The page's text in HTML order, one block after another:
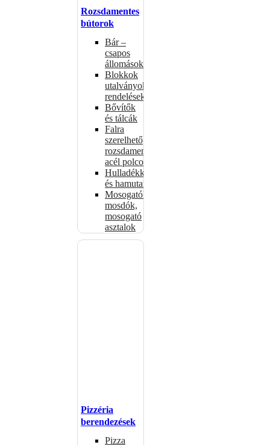
Rozsdamentes
bútorok
Bár –
csapos
állomások
Blokkok
utalványokhoz,
rendelésekhez
Bővítők
és tálcák
Falra
szerelhető
rozsdamentes
acél polcok
Hulladékkosarak
és hamutartók
Mosogatók,
mosdók,
mosogató
asztalok
Pizzéria
berendezések
Pizza